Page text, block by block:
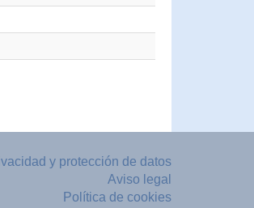
y protección de datos
Aviso legal
Política de cookies